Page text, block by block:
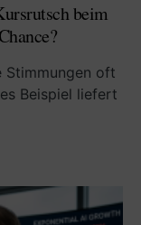
beim
Stimmungen oft
Beispiel liefert